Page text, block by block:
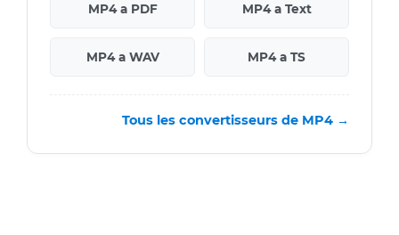
MP4 a PDF MP4 a Text
MP4 a WAV MP4 a TS
Tous les convertisseurs de MP4 →